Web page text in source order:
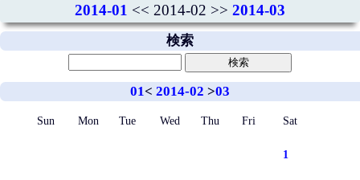
2014-01 << 2014-02 >> 2014-03
検索
01< 2014-02 >03
Sun Mon Tue Wed Thu Fri Sat
1